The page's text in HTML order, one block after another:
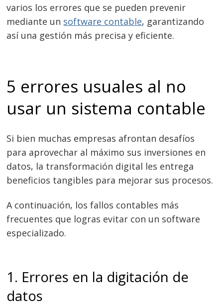
varios los errores que se pueden prevenir
mediante un software contable, garantizando
así una gestión más precisa y eficiente.
5 errores usuales al no
usar un sistema contable
Si bien muchas empresas afrontan desafíos
para aprovechar al máximo sus inversiones en
datos, la transformación digital les entrega
beneficios tangibles para mejorar sus procesos.
A continuación, los fallos contables más
frecuentes que logras evitar con un software
especializado.
1. Errores en la digitación de
datos